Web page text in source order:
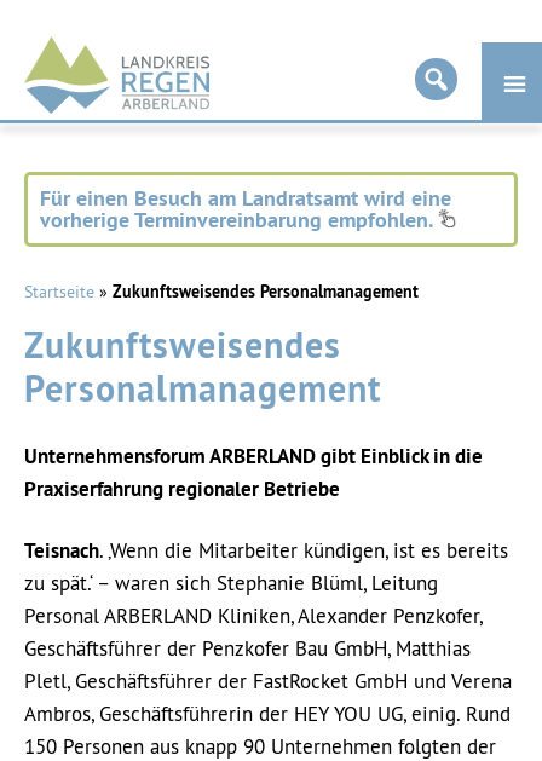
Landkreis
Regen
Für einen Besuch am Landratsamt wird eine
vorherige Terminvereinbarung empfohlen.
Startseite » Zukunftsweisendes Personalmanagement
Zukunftsweisendes
Personalmanagement
Unternehmensforum ARBERLAND gibt Einblick in die
Praxiserfahrung regionaler Betriebe
Teisnach. ‚Wenn die Mitarbeiter kündigen, ist es bereits
zu spät.‘ – waren sich Stephanie Blüml, Leitung
Personal ARBERLAND Kliniken, Alexander Penzkofer,
Geschäftsführer der Penzkofer Bau GmbH, Matthias
Pletl, Geschäftsführer der FastRocket GmbH und Verena
Ambros, Geschäftsführerin der HEY YOU UG, einig. Rund
150 Personen aus knapp 90 Unternehmen folgten der